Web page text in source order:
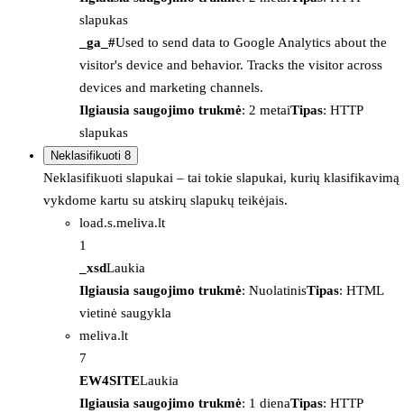
slapukas
_ga_#Used to send data to Google Analytics about the
visitor's device and behavior. Tracks the visitor across
devices and marketing channels.
Ilgiausia saugojimo trukmė: 2 metaiTipas: HTTP
slapukas
Neklasifikuoti 8
Neklasifikuoti slapukai – tai tokie slapukai, kurių klasifikavimą
vykdome kartu su atskirų slapukų teikėjais.
load.s.meliva.lt
1
_xsdLaukia
Ilgiausia saugojimo trukmė: NuolatinisTipas: HTML
vietinė saugykla
meliva.lt
7
EW4SITELaukia
Ilgiausia saugojimo trukmė: 1 dienaTipas: HTTP